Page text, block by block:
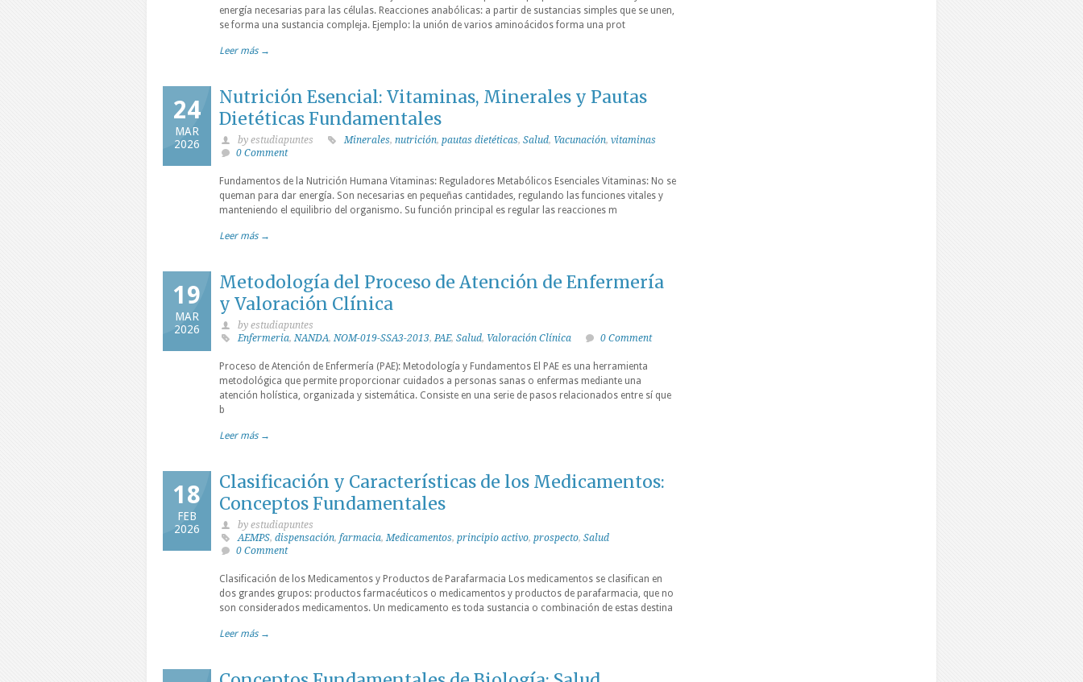
energía necesarias para las células. Reacciones anabólicas: a partir de sustancias simples que se unen,
se forma una sustancia compleja. Ejemplo: la unión de varios aminoácidos forma una prot
Leer más →
24
MAR
2026
Nutrición Esencial: Vitaminas, Minerales y Pautas
Dietéticas Fundamentales
by estudiapuntes Minerales, nutrición, pautas dietéticas, Salud, Vacunación, vitaminas
0 Comment
Fundamentos de la Nutrición Humana Vitaminas: Reguladores Metabólicos Esenciales Vitaminas: No se
queman para dar energía. Son necesarias en pequeñas cantidades, regulando las funciones vitales y
manteniendo el equilibrio del organismo. Su función principal es regular las reacciones m
Leer más →
19
MAR
2026
Metodología del Proceso de Atención de Enfermería
y Valoración Clínica
by estudiapuntes
Enfermeria,NANDA,NOM-019-SSA3-2013,PAE, Salud, Valoración Clínica 0 Comment
Proceso de Atención de Enfermería (PAE): Metodología y Fundamentos El PAE es una herramienta
metodológica que permite proporcionar cuidados a personas sanas o enfermas mediante una
atención holística, organizada y sistemática. Consiste en una serie de pasos relacionados entre sí que
b
Leer más →
18
FEB
2026
Clasificación y Características de los Medicamentos:
Conceptos Fundamentales
by estudiapuntes
AEMPS, dispensación, farmacia,Medicamentos, principio activo, prospecto, Salud
0 Comment
Clasificación de los Medicamentos y Productos de Parafarmacia Los medicamentos se clasifican en
dos grandes grupos: productos farmacéuticos o medicamentos y productos de parafarmacia, que no
son considerados medicamentos. Un medicamento es toda sustancia o combinación de estas destina
Leer más →